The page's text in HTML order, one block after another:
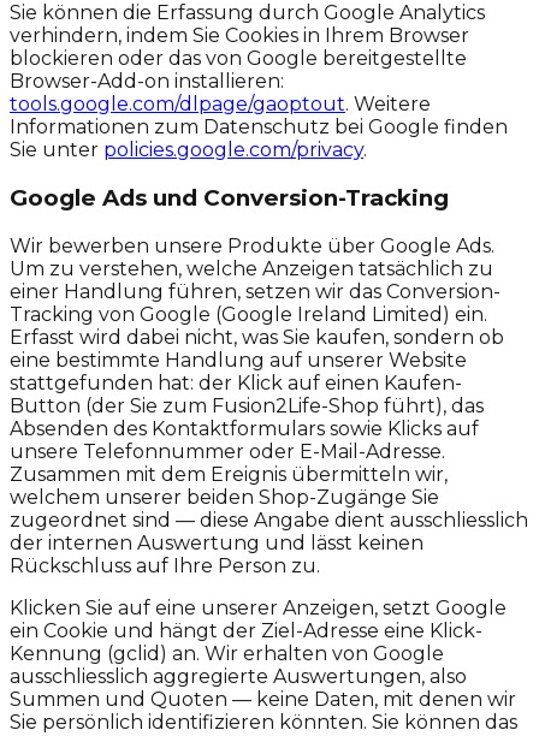
Sie können die Erfassung durch Google Analytics
verhindern, indem Sie Cookies in Ihrem Browser
blockieren oder das von Google bereitgestellte
Browser-Add-on installieren:
tools.google.com/dlpage/gaoptout. Weitere
Informationen zum Datenschutz bei Google finden
Sie unter policies.google.com/privacy.
Google Ads und Conversion-Tracking
Wir bewerben unsere Produkte über Google Ads.
Um zu verstehen, welche Anzeigen tatsächlich zu
einer Handlung führen, setzen wir das Conversion-
Tracking von Google (Google Ireland Limited) ein.
Erfasst wird dabei nicht, was Sie kaufen, sondern ob
eine bestimmte Handlung auf unserer Website
stattgefunden hat: der Klick auf einen Kaufen-
Button (der Sie zum Fusion2Life-Shop führt), das
Absenden des Kontaktformulars sowie Klicks auf
unsere Telefonnummer oder E-Mail-Adresse.
Zusammen mit dem Ereignis übermitteln wir,
welchem unserer beiden Shop-Zugänge Sie
zugeordnet sind — diese Angabe dient ausschliesslich
der internen Auswertung und lässt keinen
Rückschluss auf Ihre Person zu.
Klicken Sie auf eine unserer Anzeigen, setzt Google
ein Cookie und hängt der Ziel-Adresse eine Klick-
Kennung (gclid) an. Wir erhalten von Google
ausschliesslich aggregierte Auswertungen, also
Summen und Quoten — keine Daten, mit denen wir
Sie persönlich identifizieren könnten. Sie können das